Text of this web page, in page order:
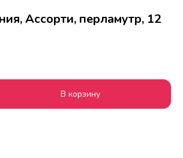
Ассорти, перламутр, 12
В корзину